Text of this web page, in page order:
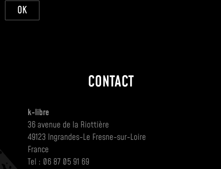
OK
CONTACT
k-libre
36 avenue de la Riottière
49123 Ingrandes-Le Fresne-sur-Loire
France
Tel : 06 87 05 91 69